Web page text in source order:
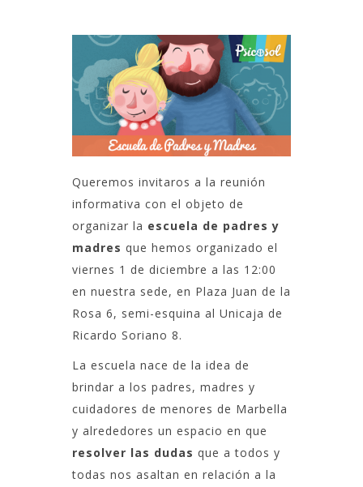
Queremos invitaros a la reunión
informativa con el objeto de
organizar la escuela de padres y
madres que hemos organizado el
viernes 1 de diciembre a las 12:00
en nuestra sede, en Plaza Juan de la
Rosa 6, semi-esquina al Unicaja de
Ricardo Soriano 8.
La escuela nace de la idea de
brindar a los padres, madres y
cuidadores de menores de Marbella
y alrededores un espacio en que
resolver las dudas que a todos y
todas nos asaltan en relación a la